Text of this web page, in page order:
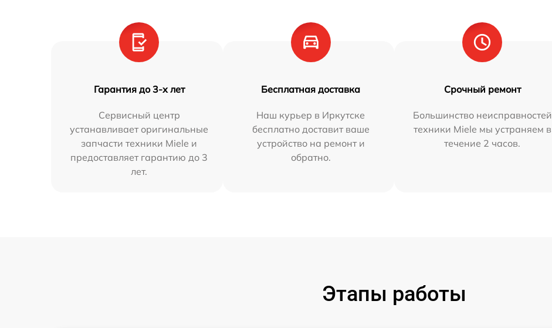
Гарантия до 3-х лет
Сервисный центр
устанавливает оригинальные
запчасти техники Miele и
предоставляет гарантию до 3
лет.
Бесплатная доставка
Наш курьер в Иркутске
бесплатно доставит ваше
устройство на ремонт и
обратно.
Срочный ремонт
Большинство неисправностей
техники Miele мы устраняем в
течение 2 часов.
Этапы работы